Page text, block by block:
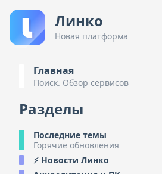
Линко
Новая платформа
Главная
Поиск. Обзор сервисов
Разделы
Последние темы
Горячие обновления
⚡ Новости Линко